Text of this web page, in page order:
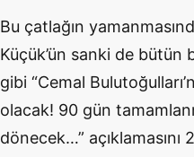
Bu çatlağın
Küçük’ün sanki de bütün
gibi “Cemal
olacak! 90 gün
dönecek…”